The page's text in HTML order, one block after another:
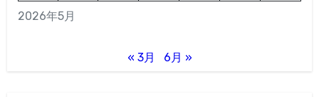
2026年5月
« 3月 6月 »